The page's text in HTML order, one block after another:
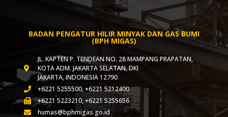
BADAN PENGATUR HILIR MINYAK DAN GAS BUMI
(BPH MIGAS)
JL. KAPTEN P. TENDEAN NO. 28 MAMPANG PRAPATAN,
KOTA ADM. JAKARTA SELATAN, DKI
JAKARTA, INDONESIA 12790
+6221 5255500, +6221 5212400
+6221 5223210, +6221 5255656
humas@bphmigas.go.id